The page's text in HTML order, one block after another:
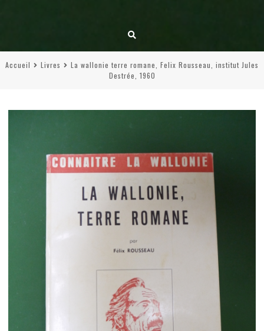
Accueil Livres
La wallonie terre romane, Felix Rousseau, institut Jules
Destrée, 1960